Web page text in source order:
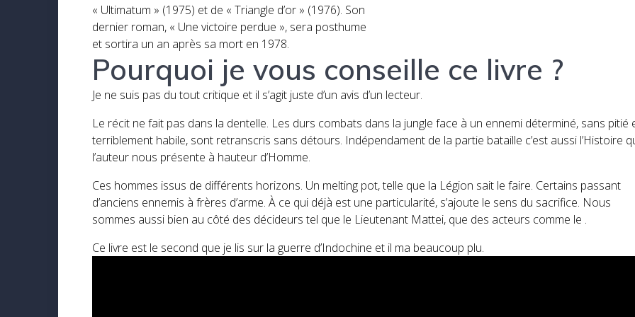
« Ultimatum » (1975) et de « Triangle d’or » (1976). Son
dernier roman, « Une victoire perdue », sera posthume
et sortira un an après sa mort en 1978.
Pourquoi je vous conseille ce livre ?
Je ne suis pas du tout critique et il s’agit juste d’un avis d’un lecteur.
Le récit ne fait pas dans la dentelle. Les durs combats dans la jungle face à un ennemi déterminé, sans pitié
terriblement habile, sont retranscris sans détours. Indépendament de la partie bataille c’est aussi l’Histoire
l’auteur nous présente à hauteur d’Homme.
Ces hommes issus de différents horizons. Un melting pot, telle que la Légion sait le faire. Certains passant
d’anciens ennemis à frères d’arme. À ce qui déjà est une particularité, s’ajoute le sens du sacrifice. Nous
sommes aussi bien au côté des décideurs tel que le Lieutenant Mattei, que des acteurs comme le .
Ce livre est le second que je lis sur la guerre d’Indochine et il ma beaucoup plu.